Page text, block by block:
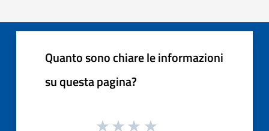
Quanto sono chiare le informazioni
su questa pagina?